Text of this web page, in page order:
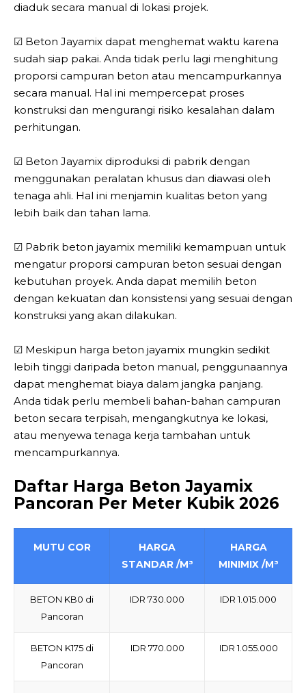
diaduk secara manual di lokasi projek.
☑ Beton Jayamix dapat menghemat waktu karena
sudah siap pakai. Anda tidak perlu lagi menghitung
proporsi campuran beton atau mencampurkannya
secara manual. Hal ini mempercepat proses
konstruksi dan mengurangi risiko kesalahan dalam
perhitungan.
☑ Beton Jayamix diproduksi di pabrik dengan
menggunakan peralatan khusus dan diawasi oleh
tenaga ahli. Hal ini menjamin kualitas beton yang
lebih baik dan tahan lama.
☑ Pabrik beton jayamix memiliki kemampuan untuk
mengatur proporsi campuran beton sesuai dengan
kebutuhan proyek. Anda dapat memilih beton
dengan kekuatan dan konsistensi yang sesuai dengan
konstruksi yang akan dilakukan.
☑ Meskipun harga beton jayamix mungkin sedikit
lebih tinggi daripada beton manual, penggunaannya
dapat menghemat biaya dalam jangka panjang.
Anda tidak perlu membeli bahan-bahan campuran
beton secara terpisah, mengangkutnya ke lokasi,
atau menyewa tenaga kerja tambahan untuk
mencampurkannya.
Daftar Harga Beton Jayamix
Pancoran Per Meter Kubik 2026
MUTU COR
HARGA
STANDAR /M³
HARGA
MINIMIX /M³
BETON KB0 di
Pancoran
IDR 730.000 IDR 1.015.000
BETON K175 di
Pancoran
IDR 770.000 IDR 1.055.000